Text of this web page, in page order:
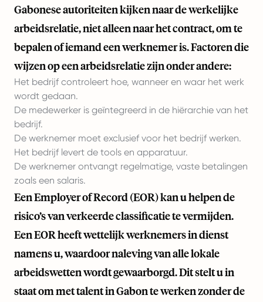
Gabonese autoriteiten kijken naar de werkelijke
arbeidsrelatie, niet alleen naar het contract, om te
bepalen of iemand een werknemer is. Factoren die
wijzen op een arbeidsrelatie zijn onder andere:
Het bedrijf controleert hoe, wanneer en waar het werk
wordt gedaan.
De medewerker is geïntegreerd in de hiërarchie van het
bedrijf.
De werknemer moet exclusief voor het bedrijf werken.
Het bedrijf levert de tools en apparatuur.
De werknemer ontvangt regelmatige, vaste betalingen
zoals een salaris.
Een Employer of Record (EOR) kan u helpen de
risico’s van verkeerde classificatie te vermijden.
Een EOR heeft wettelijk werknemers in dienst
namens u, waardoor naleving van alle lokale
arbeidswetten wordt gewaarborgd. Dit stelt u in
staat om met talent in Gabon te werken zonder de